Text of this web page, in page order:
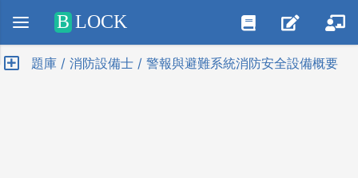
Positive SSL
B LOCK
題庫 / 消防設備士 / 警報與避難系統消防安全設備概要